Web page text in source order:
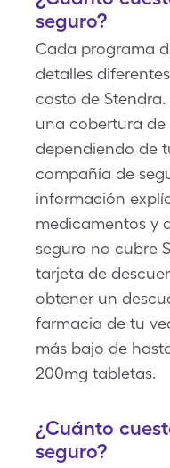
seguro?
Cada programa
detalles
costo de
una cobertura
dependiendo de
compañía de
información
medicamentos y
seguro no cubre
tarjeta de
obtener un
farmacia de tu
más bajo de
200mg tabletas.
¿Cuánto
seguro?